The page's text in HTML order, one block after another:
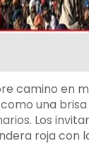
camino en
una
Los
roja con